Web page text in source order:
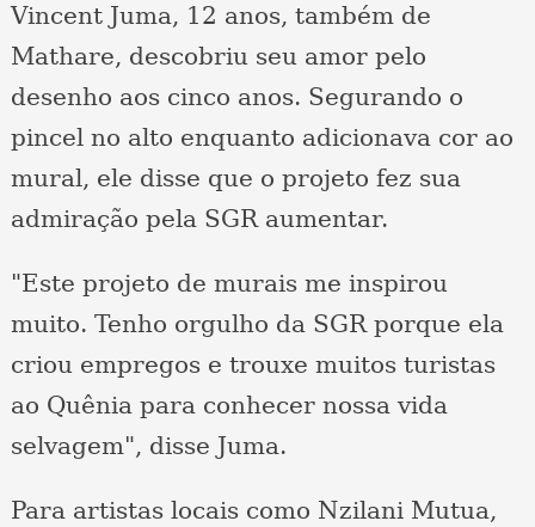
Vincent Juma, 12 anos, também de
Mathare, descobriu seu amor pelo
desenho aos cinco anos. Segurando o
pincel no alto enquanto adicionava cor ao
mural, ele disse que o projeto fez sua
admiração pela SGR aumentar.
"Este projeto de murais me inspirou
muito. Tenho orgulho da SGR porque ela
criou empregos e trouxe muitos turistas
ao Quênia para conhecer nossa vida
selvagem", disse Juma.
Para artistas locais como Nzilani Mutua,